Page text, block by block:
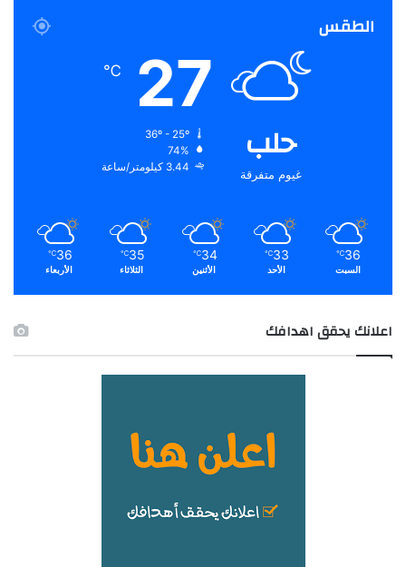
الطقس
حلب
غيوم متفرقة
27
℃
74%
3.44 كيلومتر/ساعة
36
℃
السبت
33
℃
الأحد
34
℃
الأثنين
35
℃
الثلاثاء
36
℃
الأربعاء
اعلانك يحقق اهدافك